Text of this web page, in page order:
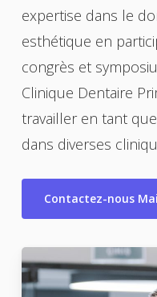
expertise dans le
esthétique en
congrès et
Clinique Dentaire
travailler en tant
dans diverses
Contactez-nous